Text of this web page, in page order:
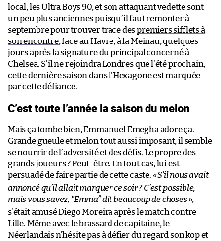
local, les Ultra Boys 90, et son attaquant vedette sont
un peu plus anciennes puisqu’il faut remonter à
septembre pour trouver trace despremiers sifflets à
son encontre, face au Havre, à la Meinau, quelques
jours après la signature du principal concerné à
Chelsea. S’il ne rejoindra Londres que l’été prochain,
cette dernière saison dans l’Hexagone est marquée
par cette défiance.
C’est toute l’année la saison du melon
Mais ça tombe bien, Emmanuel Emegha adore ça.
Grande gueule et melon tout aussi imposant, il semble
se nourrir de l’adversité et des défis. Le propre des
grands joueurs ? Peut-être. En tout cas, lui est
persuadé de faire partie de cette caste. «S’il nous avait
annoncé qu’il allait marquer ce soir ? C’est possible,
mais vous savez, “Emma” dit beaucoup de choses»,
s’était amusé Diego Moreira après le match contre
Lille. Même avec le brassard de capitaine, le
Néerlandais n’hésite pas à défier du regard son kop et